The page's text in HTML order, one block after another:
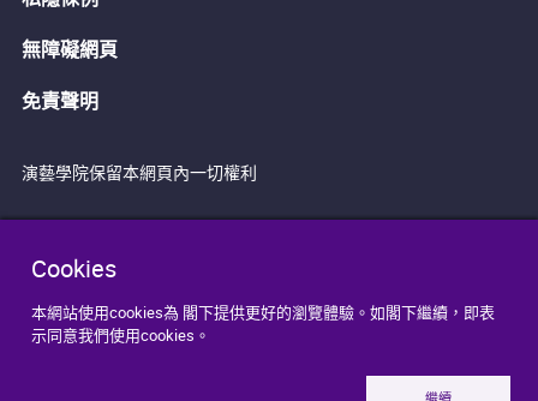
Cookies
本網站使用cookies為 閣下提供更好的瀏覽體驗。如閣下繼續，即表
示同意我們使用cookies。
無障礙網頁
免責聲明
演藝學院保留本網頁內一切權利